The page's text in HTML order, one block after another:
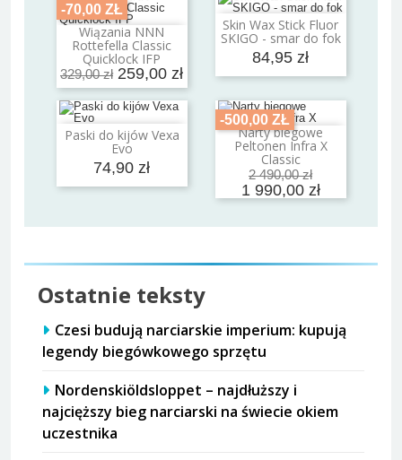
-70,00 ZŁ
Wiązania NNN
Rottefella Classic
Quicklock IFP
329,00 zł 259,00 zł
Dodaj do koszyka
Skin Wax Stick Fluor
SKIGO - smar do fok
84,95 zł
Dodaj do koszyka
Paski do kijów Vexa
Evo
74,90 zł
Dodaj do koszyka
-500,00 ZŁ
Narty biegowe
Peltonen Infra X
Classic
2 490,00 zł
1 990,00 zł
Dodaj do koszyka
Ostatnie teksty
Czesi budują narciarskie imperium: kupują
legendy biegówkowego sprzętu
Nordenskiöldsloppet – najdłuższy i
najcięższy bieg narciarski na świecie okiem
uczestnika